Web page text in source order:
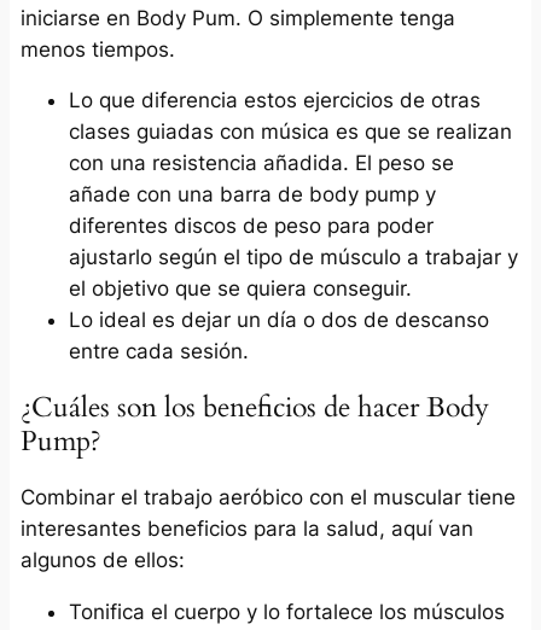
iniciarse en Body Pum. O simplemente tenga
menos tiempos.
Lo que diferencia estos ejercicios de otras
clases guiadas con música es que se realizan
con una resistencia añadida. El peso se
añade con una barra de body pump y
diferentes discos de peso para poder
ajustarlo según el tipo de músculo a trabajar y
el objetivo que se quiera conseguir.
Lo ideal es dejar un día o dos de descanso
entre cada sesión.
¿Cuáles son los beneficios de hacer Body
Pump?
Combinar el trabajo aeróbico con el muscular tiene
interesantes beneficios para la salud, aquí van
algunos de ellos:
Tonifica el cuerpo y lo fortalece los músculos